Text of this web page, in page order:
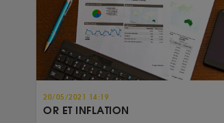
20/05/2021 14:19
OR ET INFLATION